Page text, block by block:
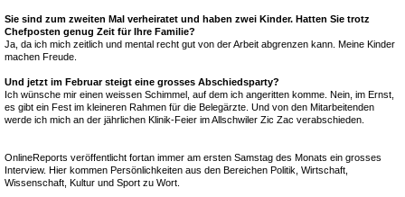
Sie sind zum zweiten Mal verheiratet und haben zwei Kinder. Hatten Sie trotz
Chefposten genug Zeit für Ihre Familie?
Ja, da ich mich zeitlich und mental recht gut von der Arbeit abgrenzen kann. Meine Kinder
machen Freude.
Und jetzt im Februar steigt eine grosses Abschiedsparty?
Ich wünsche mir einen weissen Schimmel, auf dem ich angeritten komme. Nein, im Ernst,
es gibt ein Fest im kleineren Rahmen für die Belegärzte. Und von den Mitarbeitenden
werde ich mich an der jährlichen Klinik-Feier im Allschwiler Zic Zac verabschieden.
OnlineReports veröffentlicht fortan immer am ersten Samstag des Monats ein grosses
Interview. Hier kommen Persönlichkeiten aus den Bereichen Politik, Wirtschaft,
Wissenschaft, Kultur und Sport zu Wort.